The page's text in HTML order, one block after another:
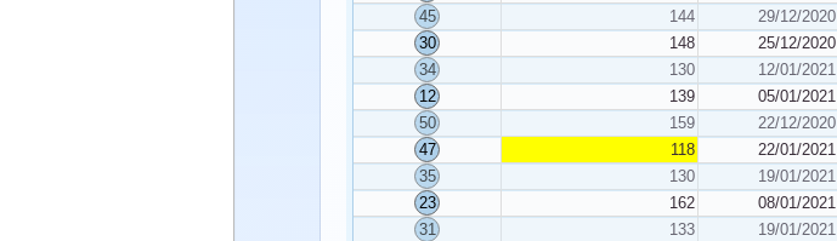
45
144 29/12/2020
30
148 25/12/2020
34
130 12/01/2021
12
139 05/01/2021
50
159 22/12/2020
47
118 22/01/2021
35
130 19/01/2021
23
162 08/01/2021
31
133 19/01/2021